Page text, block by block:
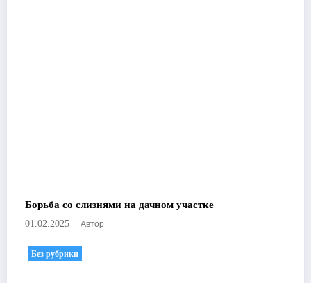
Борьба со слизнями на дачном участке
01.02.2025 Автор
Без рубрики